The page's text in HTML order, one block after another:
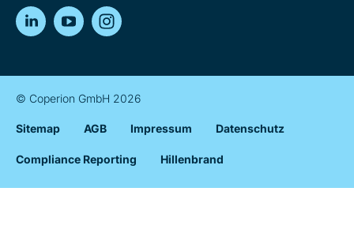
LinkedInYouTube
© Coperion GmbH 2026
Sitemap AGB Impressum Datenschutz
Compliance Reporting Hillenbrand